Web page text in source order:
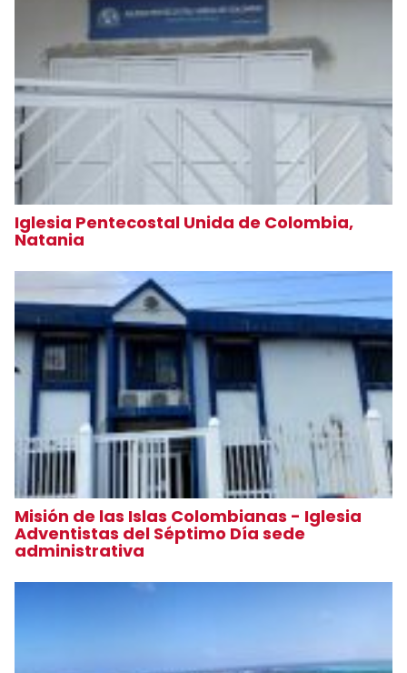
Iglesia Pentecostal Unida de Colombia,
Natania
Misión de las Islas Colombianas - Iglesia
Adventistas del Séptimo Día sede
administrativa